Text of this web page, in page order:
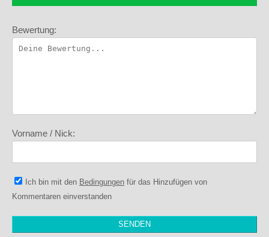
Bewertung:
Vorname / Nick:
Ich bin mit den Bedingungen für das Hinzufügen von
Kommentaren einverstanden